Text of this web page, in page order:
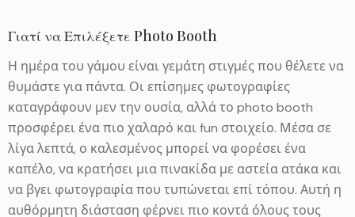
Γιατί να Επιλέξετε Photo Booth
Η ημέρα του γάμου είναι γεμάτη στιγμές που θέλετε να
θυμάστε για πάντα. Οι επίσημες φωτογραφίες
καταγράφουν μεν την ουσία, αλλά το photo booth
προσφέρει ένα πιο χαλαρό και fun στοιχείο. Μέσα σε
λίγα λεπτά, ο καλεσμένος μπορεί να φορέσει ένα
καπέλο, να κρατήσει μια πινακίδα με αστεία ατάκα και
να βγει φωτογραφία που τυπώνεται επί τόπου. Αυτή η
αυθόρμητη διάσταση φέρνει πιο κοντά όλους τους